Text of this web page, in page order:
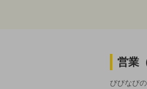
営業
びびなび